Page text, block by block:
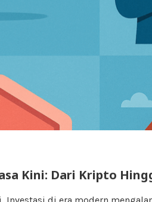
Kini: Dari Kripto